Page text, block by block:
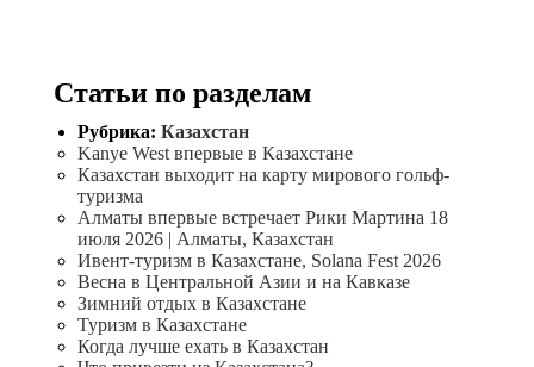
Статьи по разделам
Рубрика: Казахстан
Kanye West впервые в Казахстане
Казахстан выходит на карту мирового гольф-
туризма
Алматы впервые встречает Рики Мартина 18
июля 2026 | Алматы, Казахстан
Ивент-туризм в Казахстане, Solana Fest 2026
Весна в Центральной Азии и на Кавказе
Зимний отдых в Казахстане
Туризм в Казахстане
Когда лучше ехать в Казахстан